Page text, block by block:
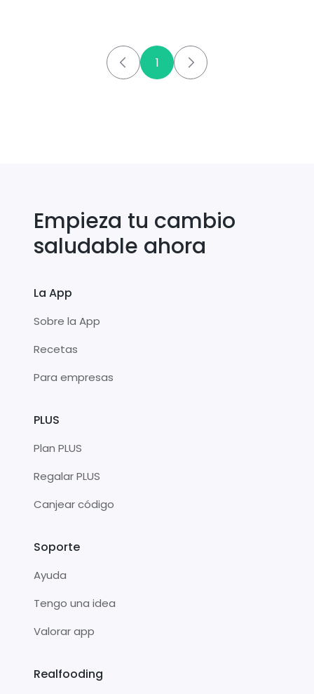
1
Empieza tu cambio
saludable ahora
La App
Sobre la App
Recetas
Para empresas
PLUS
Plan PLUS
Regalar PLUS
Canjear código
Soporte
Ayuda
Tengo una idea
Valorar app
Realfooding